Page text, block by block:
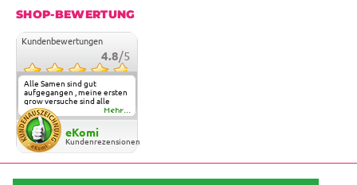
SHOP-BEWERTUNG
Kundenbewertungen
4.8/5
Alle Samen sind gut
aufgegangen , meine ersten
grow versuche sind alle
geglückt. Die Sorten und
Anbieter Vielfalt
überzeugen sehr . Werde
wohl immer hier bestellen !
Mehr...
eKomi
Kundenrezensionen